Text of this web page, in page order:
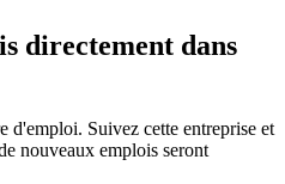
directement dans
d'emploi. Suivez cette entreprise et
nouveaux emplois seront